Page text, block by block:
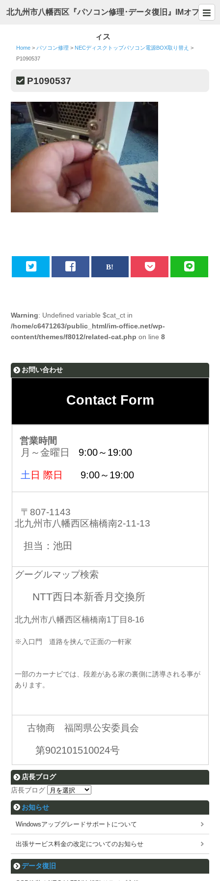
北九州市八幡西区『パソコン修理･データ復旧』IMオフ
ィス
Home > パソコン修理 > NECディスクトップパソコン電源BOX取り替え >
P1090537
P1090537
Warning: Undefined variable $cat_ct in
/home/c6471263/public_html/im-office.net/wp-
content/themes/f8012/related-cat.php on line8
お問い合わせ
Contact Form
営業時間
月～金曜日 9:00～19:00
土 日 際日 9:00～19:00
〒807-1143
北九州市八幡西区楠橋南2-11-13
担当：池田
グーグルマップ検索
NTT西日本新香月交換所
北九州市八幡西区楠橋南1丁目8-16
※入口門 道路を挟んで正面の一軒家
一部のカーナビでは、段差がある家の裏側に誘導される事が
あります。
古物商 福岡県公安委員会
第902101510024号
店長ブログ
店長ブログ
お知らせ
Windowsアップグレードサポートについて
出張サービス料金の改定についてのお知らせ
データ復旧